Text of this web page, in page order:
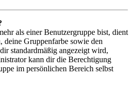
als einer Benutzergruppe bist, dient
deine Gruppenfarbe sowie den
standardmäßig angezeigt wird,
kann dir die Berechtigung
im persönlichen Bereich selbst